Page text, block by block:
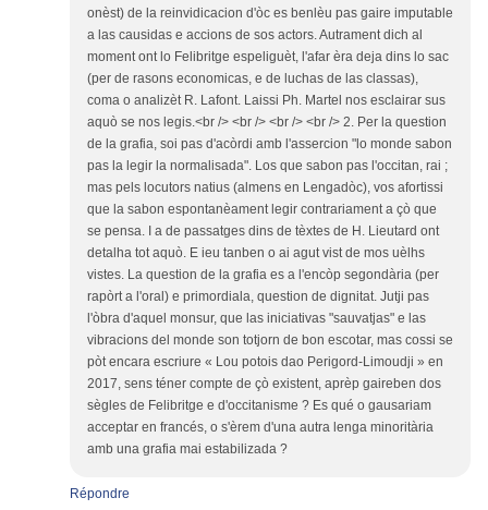
onèst) de la reinvidicacion d'òc es benlèu pas gaire imputable
a las causidas e accions de sos actors. Autrament dich al
moment ont lo Felibritge espeliguèt, l'afar èra deja dins lo sac
(per de rasons economicas, e de luchas de las classas),
coma o analizèt R. Lafont. Laissi Ph. Martel nos esclairar sus
aquò se nos legis.<br /> <br /> <br /> <br /> 2. Per la question
de la grafia, soi pas d'acòrdi amb l'assercion "lo monde sabon
pas la legir la normalisada". Los que sabon pas l'occitan, rai ;
mas pels locutors natius (almens en Lengadòc), vos afortissi
que la sabon espontanèament legir contrariament a çò que
se pensa. I a de passatges dins de tèxtes de H. Lieutard ont
detalha tot aquò. E ieu tanben o ai agut vist de mos uèlhs
vistes. La question de la grafia es a l'encòp segondària (per
rapòrt a l'oral) e primordiala, question de dignitat. Jutji pas
l'òbra d'aquel monsur, que las iniciativas "sauvatjas" e las
vibracions del monde son totjorn de bon escotar, mas cossi se
pòt encara escriure « Lou potois dao Perigord-Limoudji » en
2017, sens téner compte de çò existent, aprèp gaireben dos
sègles de Felibritge e d'occitanisme ? Es qué o gausariam
acceptar en francés, o s'èrem d'una autra lenga minoritària
amb una grafia mai estabilizada ?
Répondre